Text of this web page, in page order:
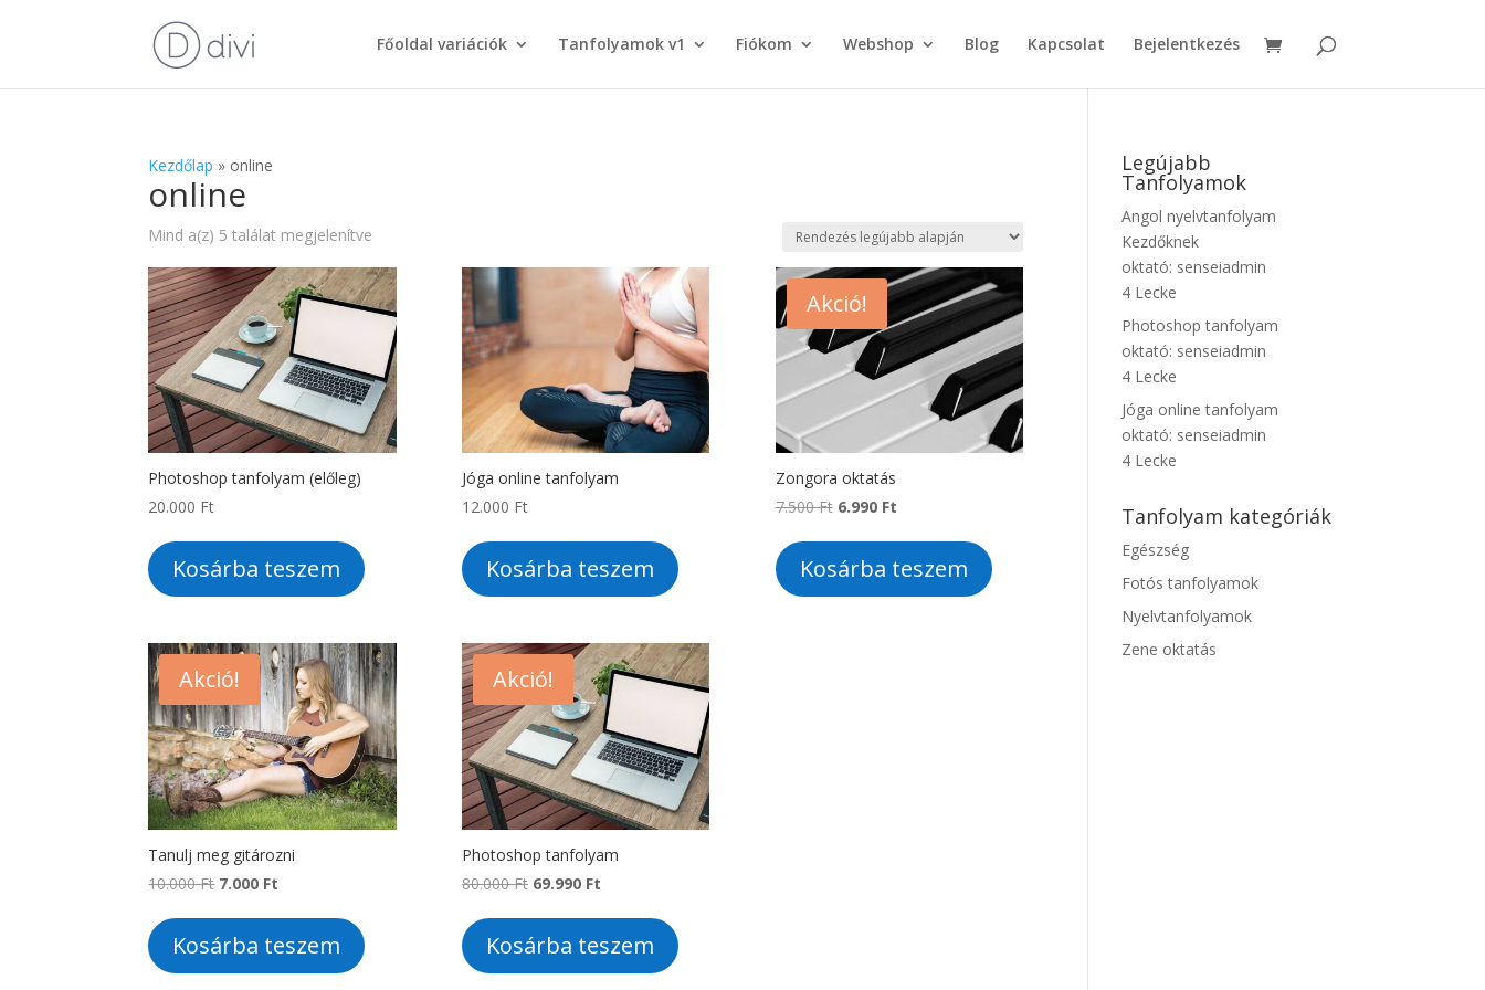
Főoldal variációk Tanfolyamok v1 Fiókom Webshop Blog Kapcsolat Bejelentkezés
Kezdőlap » online
online
Mind a(z) 5 találat megjelenítve
latest
Photoshop tanfolyam (előleg)
20.000 Ft
Kosárba teszem
Jóga online tanfolyam
12.000 Ft
Kosárba teszem
Akció!
Zongora oktatás
7.500Ft Original
was:
7.500 Ft.
6.990 FtCurrent
is:
6.990 Ft.
Kosárba teszem
Akció!
Tanulj meg gitározni
10.000Ft Original
was:
10.000 Ft.
7.000 Ft
7.000 Ft.
Kosárba teszem
Akció!
Photoshop tanfolyam
80.000Ft Original
was:
80.000 Ft.
69.990 FtCurrent
69.990 Ft.
Kosárba teszem
Legújabb
Tanfolyamok
Angol nyelvtanfolyam
Kezdőknek
oktató: senseiadmin
4 Lecke
Photoshop tanfolyam
oktató: senseiadmin
4 Lecke
Jóga online tanfolyam
oktató: senseiadmin
4 Lecke
Tanfolyam kategóriák
Egészség
Fotós tanfolyamok
Nyelvtanfolyamok
Zene oktatás